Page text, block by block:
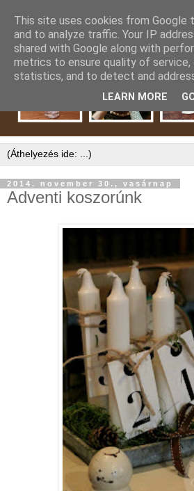
2014. november 30., vasárnap
Adventi koszorúnk
This site uses cookies from Google
and to analyze traffic. Your IP
shared with Google along with
metrics to ensure quality of service,
statistics, and to detect and
LEARN MORE